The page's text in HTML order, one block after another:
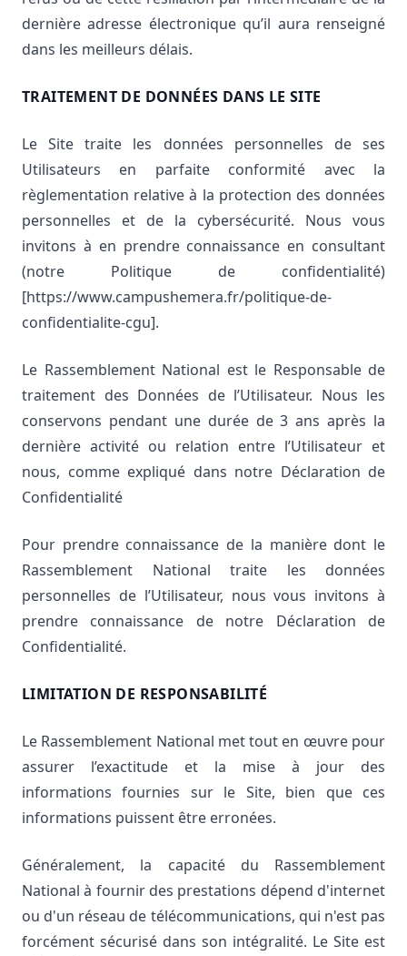
dernière adresse électronique qu’il aura renseigné
dans les meilleurs délais.
TRAITEMENT DE DONNÉES DANS LE SITE
Le Site traite les données personnelles de ses
Utilisateurs en parfaite conformité avec la
règlementation relative à la protection des données
personnelles et de la cybersécurité. Nous vous
invitons à en prendre connaissance en consultant
(notre Politique de confidentialité)
[https://www.campushemera.fr/politique-de-
confidentialite-cgu].
Le Rassemblement National est le Responsable de
traitement des Données de l’Utilisateur. Nous les
conservons pendant une durée de 3 ans après la
dernière activité ou relation entre l’Utilisateur et
nous, comme expliqué dans notre Déclaration de
Confidentialité
Pour prendre connaissance de la manière dont le
Rassemblement National traite les données
personnelles de l’Utilisateur, nous vous invitons à
prendre connaissance de notre Déclaration de
Confidentialité.
LIMITATION DE RESPONSABILITÉ
Le Rassemblement National met tout en œuvre pour
assurer l’exactitude et la mise à jour des
informations fournies sur le Site, bien que ces
informations puissent être erronées.
Généralement, la capacité du Rassemblement
National à fournir des prestations dépend d'internet
ou d'un réseau de télécommunications, qui n'est pas
forcément sécurisé dans son intégralité. Le Site est